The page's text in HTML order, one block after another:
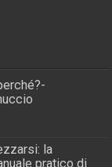
la
pratico di